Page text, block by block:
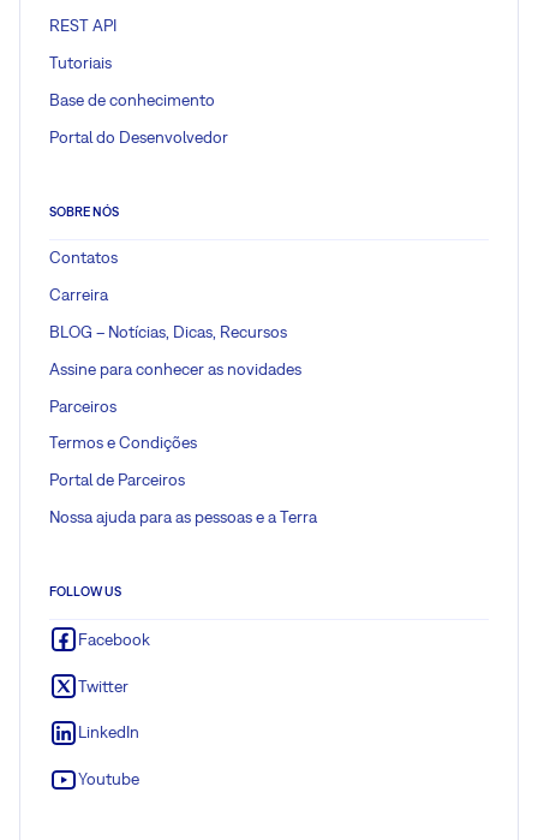
REST API
Tutoriais
Base de conhecimento
Portal do Desenvolvedor
SOBRE NÓS
Contatos
Carreira
BLOG – Notícias, Dicas, Recursos
Assine para conhecer as novidades
Parceiros
Termos e Condições
Portal de Parceiros
Nossa ajuda para as pessoas e a Terra
FOLLOW US
Facebook
Twitter
LinkedIn
Youtube